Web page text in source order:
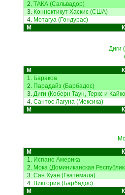
2. ТАКА (Сальвадор)
3. Коннектикут Хаскис (США)
4. Мотагуа (Гондурас)
М
Диги
М
1. Баракоа
2. Парадайз (Барбадос)
3. Диги (Коберн Таун, Теркс и
4. Сантос Лагуна (Мексика)
М
М
1. Испано Америка
2. Мока (Доминиканская
3. Сан Хуан (Гватемала)
4. Виктория (Барбадос)
М